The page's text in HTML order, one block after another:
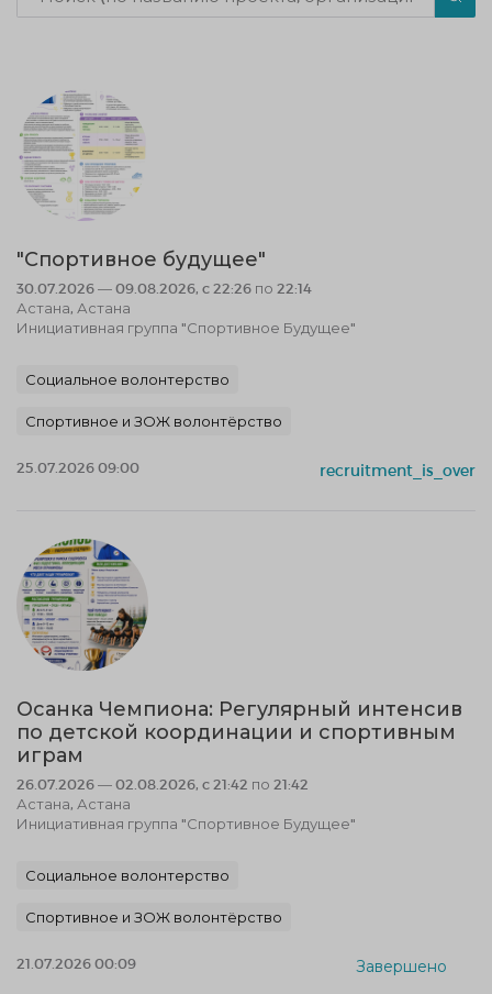
"Спортивное будущее"
30.07.2026 — 09.08.2026, c 22:26 по 22:14
Астана, Астана
Инициативная группа "Спортивное Будущее"
Социальное волонтерство
Спортивное и ЗОЖ волонтёрство
25.07.2026 09:00 recruitment_is_over
Осанка Чемпиона: Регулярный интенсив
по детской координации и спортивным
играм
26.07.2026 — 02.08.2026, c 21:42 по 21:42
Астана, Астана
Инициативная группа "Спортивное Будущее"
Социальное волонтерство
Спортивное и ЗОЖ волонтёрство
21.07.2026 00:09 Завершено